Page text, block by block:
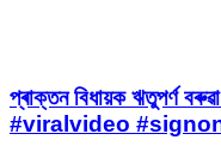
প্ৰাক্তন বিধায়ক ঋতুপৰ্ণ বৰুৱা
#viralvideo